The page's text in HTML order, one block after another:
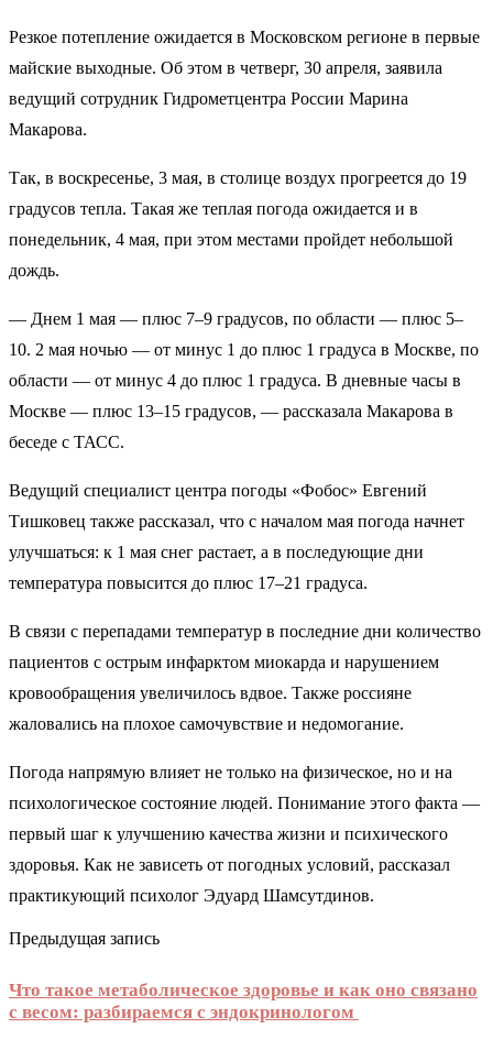
Резкое потепление ожидается в Московском регионе в первые
майские выходные. Об этом в четверг, 30 апреля, заявила
ведущий сотрудник Гидрометцентра России Марина
Макарова.
Так, в воскресенье, 3 мая, в столице воздух прогреется до 19
градусов тепла. Такая же теплая погода ожидается и в
понедельник, 4 мая, при этом местами пройдет небольшой
дождь.
— Днем 1 мая — плюс 7–9 градусов, по области — плюс 5–
10. 2 мая ночью — от минус 1 до плюс 1 градуса в Москве, по
области — от минус 4 до плюс 1 градуса. В дневные часы в
Москве — плюс 13–15 градусов, — рассказала Макарова в
беседе с ТАСС.
Ведущий специалист центра погоды «Фобос» Евгений
Тишковец также рассказал, что с началом мая погода начнет
улучшаться: к 1 мая снег растает, а в последующие дни
температура повысится до плюс 17–21 градуса.
В связи с перепадами температур в последние дни количество
пациентов с острым инфарктом миокарда и нарушением
кровообращения увеличилось вдвое. Также россияне
жаловались на плохое самочувствие и недомогание.
Погода напрямую влияет не только на физическое, но и на
психологическое состояние людей. Понимание этого факта —
первый шаг к улучшению качества жизни и психического
здоровья. Как не зависеть от погодных условий, рассказал
практикующий психолог Эдуард Шамсутдинов.
Предыдущая запись
Что такое метаболическое здоровье и как оно связано
с весом: разбираемся с эндокринологом